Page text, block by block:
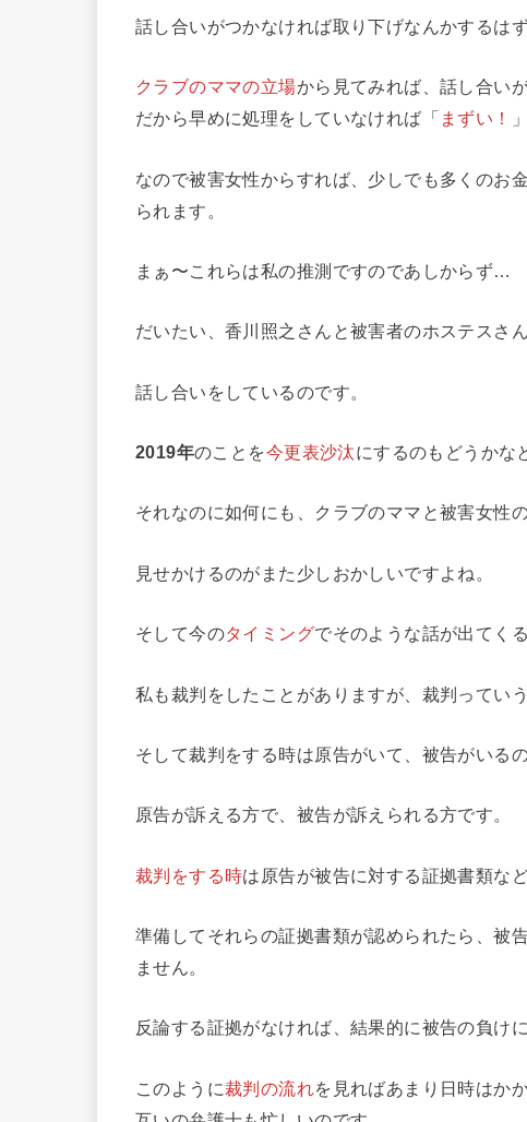
話し合いがつかなければ取り下げなんかするは
クラブのママの立場から見てみれば、話し合い
だから早めに処理をしていなければ「 まずい！
なので被害女性からすれば、少しでも多くのお
られます。
まぁ〜これらは私の推測ですのであしからず…
だいたい、香川照之さんと被害者のホステスさ
話し合いをしているのです。
2019年のことを今更表沙汰にするのもどうかな
それなのに如何にも、クラブのママと被害女性
見せかけるのがまた少しおかしいですよね。
そして今のタイミングでそのような話が出てく
私も裁判をしたことがありますが、裁判ってい
そして裁判をする時は原告がいて、被告がいるの
原告が訴える方で、被告が訴えられる方です。
裁判をする時は原告が被告に対する証拠書類な
準備してそれらの証拠書類が認められたら、被
ません。
反論する証拠がなければ、結果的に被告の負け
このように裁判の流れを見ればあまり日時はか